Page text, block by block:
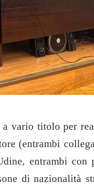
vario titolo per
(entrambi
entrambi
di